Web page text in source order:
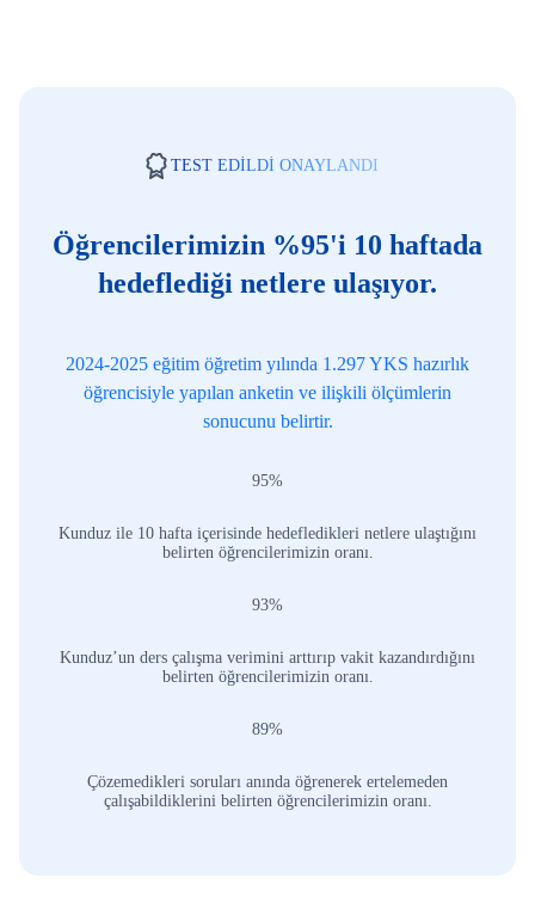
TEST EDİLDİ ONAYLANDI
Öğrencilerimizin %95'i 10 haftada
hedeflediği netlere ulaşıyor.
2024-2025 eğitim öğretim yılında 1.297 YKS hazırlık
öğrencisiyle yapılan anketin ve ilişkili ölçümlerin
sonucunu belirtir.
95%
Kunduz ile 10 hafta içerisinde hedefledikleri netlere ulaştığını
belirten öğrencilerimizin oranı.
93%
Kunduz’un ders çalışma verimini arttırıp vakit kazandırdığını
belirten öğrencilerimizin oranı.
89%
Çözemedikleri soruları anında öğrenerek ertelemeden
çalışabildiklerini belirten öğrencilerimizin oranı.